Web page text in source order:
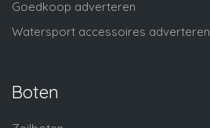
Goedkoop adverteren
Watersport accessoires adverteren
Boten